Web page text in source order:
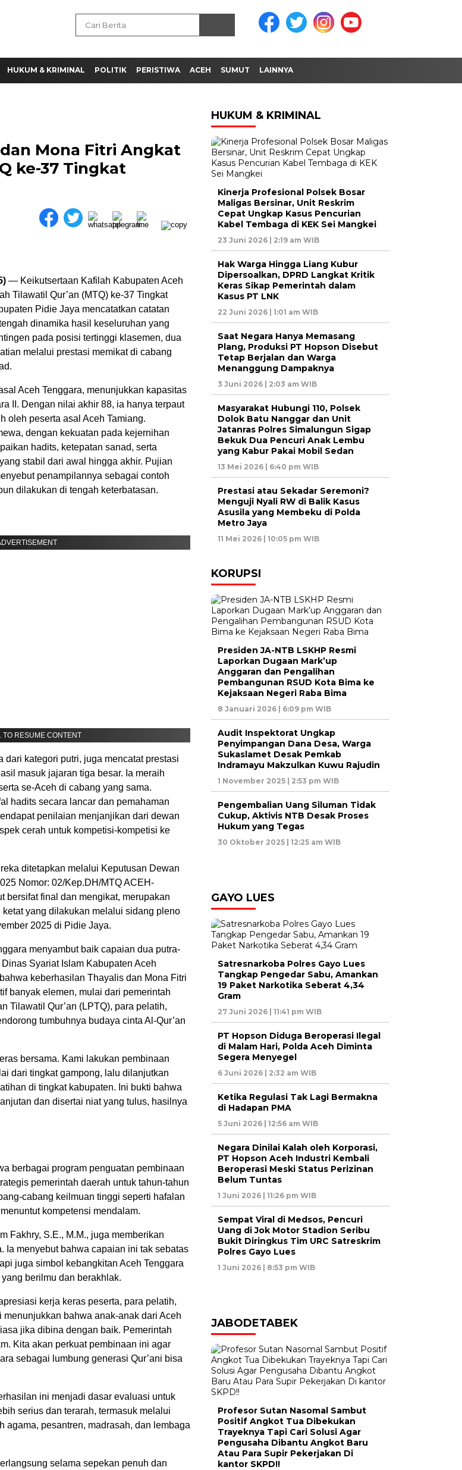
HUKUM & KRIMINAL POLITIK PERISTIWA ACEH SUMUT LAINNYA
Mona Fitri Angkat
ke-37 Tingkat
— Keikutsertaan Kafilah Kabupaten Aceh
Tilawatil Qur’an (MTQ) ke-37 Tingkat
Pidie Jaya mencatatkan catatan
dinamika hasil keseluruhan yang
pada posisi tertinggi klasemen, dua
melalui prestasi memikat di cabang
Aceh Tenggara, menunjukkan kapasitas
II. Dengan nilai akhir 88, ia hanya terpaut
oleh peserta asal Aceh Tamiang.
dengan kekuatan pada kejernihan
hadits, ketepatan sanad, serta
stabil dari awal hingga akhir. Pujian
penampilannya sebagai contoh
dilakukan di tengah keterbatasan.
TO RESUME CONTENT
dari kategori putri, juga mencatat prestasi
masuk jajaran tiga besar. Ia meraih
se-Aceh di cabang yang sama.
hadits secara lancar dan pemahaman
penilaian menjanjikan dari dewan
cerah untuk kompetisi-kompetisi ke
ditetapkan melalui Keputusan Dewan
Nomor: 02/Kep.DH/MTQ ACEH-
bersifat final dan mengikat, merupakan
yang dilakukan melalui sidang pleno
2025 di Pidie Jaya.
menyambut baik capaian dua putra-
Syariat Islam Kabupaten Aceh
keberhasilan Thayalis dan Mona Fitri
banyak elemen, mulai dari pemerintah
Tilawatil Qur’an (LPTQ), para pelatih,
tumbuhnya budaya cinta Al-Qur’an
bersama. Kami lakukan pembinaan
dari tingkat gampong, lalu dilanjutkan
di tingkat kabupaten. Ini bukti bahwa
dan disertai niat yang tulus, hasilnya
berbagai program penguatan pembinaan
pemerintah daerah untuk tahun-tahun
cabang keilmuan tinggi seperti hafalan
kompetensi mendalam.
Fakhry, S.E., M.M., juga memberikan
Ia menyebut bahwa capaian ini tak sebatas
juga simbol kebangkitan Aceh Tenggara
berilmu dan berakhlak.
kerja keras peserta, para pelatih,
bahwa anak-anak dari Aceh
jika dibina dengan baik. Pemerintah
Kita akan perkuat pembinaan ini agar
sebagai lumbung generasi Qur’ani bisa
ini menjadi dasar evaluasi untuk
serius dan terarah, termasuk melalui
agama, pesantren, madrasah, dan lembaga
selama sepekan penuh dan
HUKUM & KRIMINAL
Kinerja Profesional Polsek Bosar
Maligas Bersinar, Unit Reskrim
Cepat Ungkap Kasus Pencurian
Kabel Tembaga di KEK Sei Mangkei
23 Juni 2026 | 2:19 am WIB
Hak Warga Hingga Liang Kubur
Dipersoalkan, DPRD Langkat Kritik
Keras Sikap Pemerintah dalam
Kasus PT LNK
22 Juni 2026 | 1:01 am WIB
Saat Negara Hanya Memasang
Plang, Produksi PT Hopson Disebut
Tetap Berjalan dan Warga
Menanggung Dampaknya
3 Juni 2026 | 2:03 am WIB
Masyarakat Hubungi 110, Polsek
Dolok Batu Nanggar dan Unit
Jatanras Polres Simalungun Sigap
Bekuk Dua Pencuri Anak Lembu
yang Kabur Pakai Mobil Sedan
13 Mei 2026 | 6:40 pm WIB
Prestasi atau Sekadar Seremoni?
Menguji Nyali RW di Balik Kasus
Asusila yang Membeku di Polda
Metro Jaya
11 Mei 2026 | 10:05 pm WIB
KORUPSI
Presiden JA-NTB LSKHP Resmi
Laporkan Dugaan Mark’up
Anggaran dan Pengalihan
Pembangunan RSUD Kota Bima ke
Kejaksaan Negeri Raba Bima
8 Januari 2026 | 6:09 pm WIB
Audit Inspektorat Ungkap
Penyimpangan Dana Desa, Warga
Sukaslamet Desak Pemkab
Indramayu Makzulkan Kuwu Rajudin
1 November 2025 | 2:53 pm WIB
Pengembalian Uang Siluman Tidak
Cukup, Aktivis NTB Desak Proses
Hukum yang Tegas
30 Oktober 2025 | 12:25 am WIB
GAYO LUES
Satresnarkoba Polres Gayo Lues
Tangkap Pengedar Sabu, Amankan
19 Paket Narkotika Seberat 4,34
Gram
27 Juni 2026 | 11:41 pm WIB
PT Hopson Diduga Beroperasi Ilegal
di Malam Hari, Polda Aceh Diminta
Segera Menyegel
6 Juni 2026 | 2:32 am WIB
Ketika Regulasi Tak Lagi Bermakna
di Hadapan PMA
5 Juni 2026 | 12:56 am WIB
Negara Dinilai Kalah oleh Korporasi,
PT Hopson Aceh Industri Kembali
Beroperasi Meski Status Perizinan
Belum Tuntas
1 Juni 2026 | 11:26 pm WIB
Sempat Viral di Medsos, Pencuri
Uang di Jok Motor Stadion Seribu
Bukit Diringkus Tim URC Satreskrim
Polres Gayo Lues
1 Juni 2026 | 8:53 pm WIB
JABODETABEK
Profesor Sutan Nasomal Sambut
Positif Angkot Tua Dibekukan
Trayeknya Tapi Cari Solusi Agar
Pengusaha Dibantu Angkot Baru
Atau Para Supir Pekerjakan Di
kantor SKPD!!